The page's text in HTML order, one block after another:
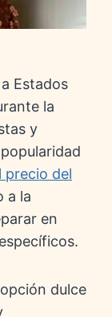
Estados
la
y
precio del
a la
en
dulce